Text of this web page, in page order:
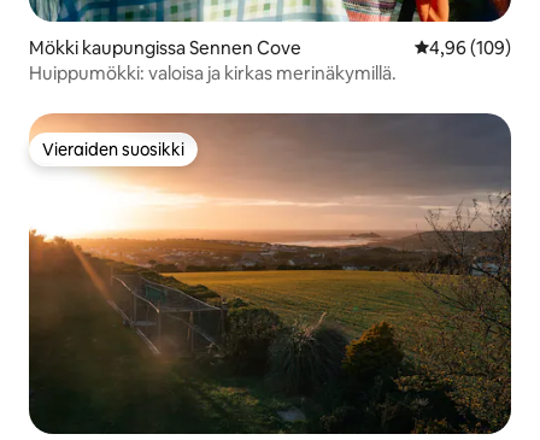
Mökki kaupungissa Sennen Cove
4,96 (109)
Huippumökki: valoisa ja kirkas merinäkymillä.
Vieraiden suosikki
Vieraiden suosikki